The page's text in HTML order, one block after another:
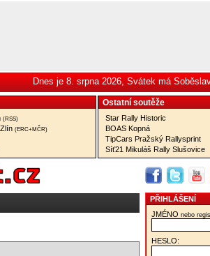
Dnes je 8. srpna 2026, Svátek má
(RSS)
(ERC+MČR)
Ostatní­ soutěže
Star Rally Historic
BOAS Kopná
TipCars Pražský Rallysprint
Síť21 Mikuláš Rally Slušovice
PŘIHLÁŠENÍ
JMÉNO nebo
HESLO: